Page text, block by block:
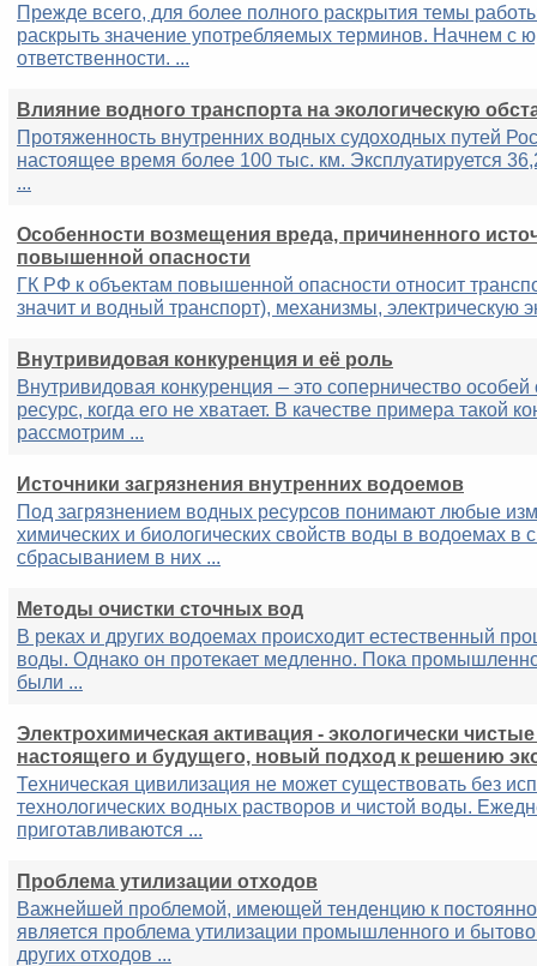
Прежде всего, для более полного раскрытия темы
раскрыть значение употребляемых терминов. Начнем с
ответственности. ...
Влияние водного транспорта на экологическую
Протяженность внутренних водных судоходных путей
настоящее время более 100 тыс. км. Эксплуатируется
...
Особенности возмещения вреда, причиненного
повышенной опасности
ГК РФ к объектам повышенной опасности относит
значит и водный транспорт), механизмы, электрическую
Внутривидовая конкуренция и её роль
Внутривидовая конкуренция – это соперничество особей
ресурс, когда его не хватает. В качестве примера такой
рассмотрим ...
Источники загрязнения внутренних водоемов
Под загрязнением водных ресурсов понимают любые
химических и биологических свойств воды в водоемах в
сбрасыванием в них ...
Методы очистки сточных вод
В реках и других водоемах происходит естественный
воды. Однако он протекает медленно. Пока
были ...
Электрохимическая активация - экологически
настоящего и будущего, новый подход к решению
Техническая цивилизация не может существовать без
технологических водных растворов и чистой воды.
приготавливаются ...
Проблема утилизации отходов
Важнейшей проблемой, имеющей тенденцию к
является проблема утилизации промышленного и
других отходов ...